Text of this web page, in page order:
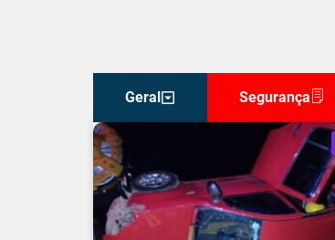
Geral Segurança